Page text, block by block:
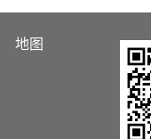
地图